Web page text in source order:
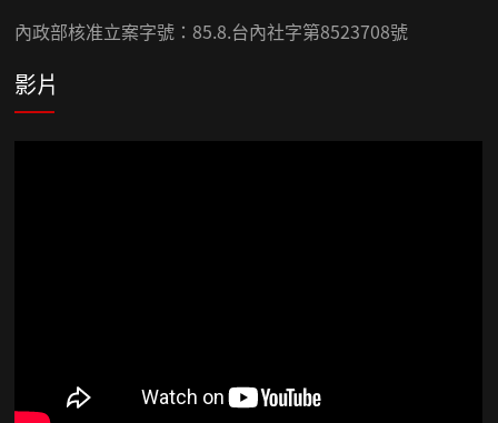
內政部核准立案字號：85.8.台內社字第8523708號
影片